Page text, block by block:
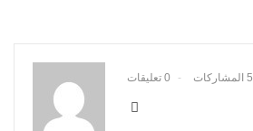
0 تعليقات